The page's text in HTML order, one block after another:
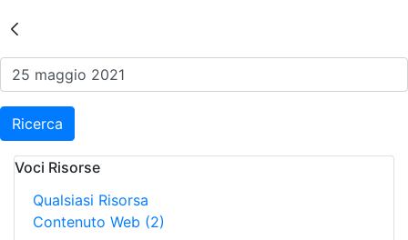
Risultati della Ricerca -
Ricerca
Voci Risorse
Qualsiasi Risorsa
Contenuto Web (2)